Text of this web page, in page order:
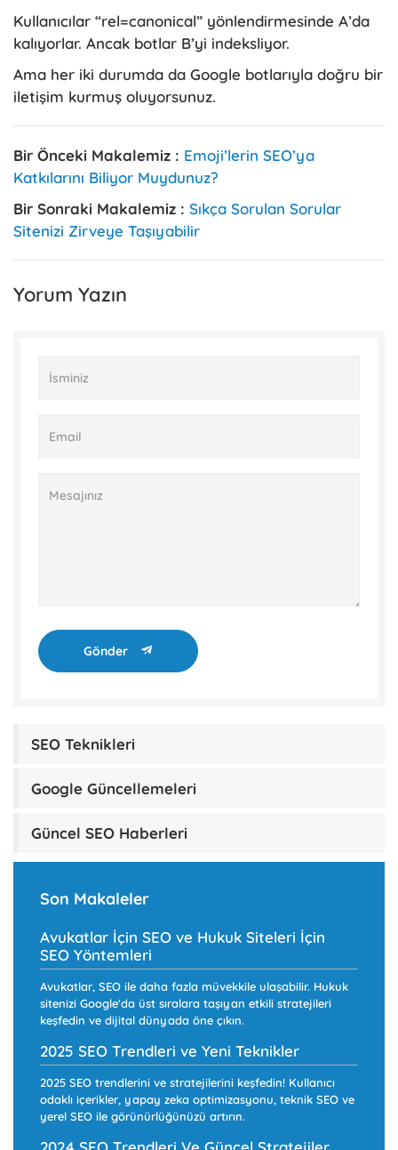
Kullanıcılar “rel=canonical” yönlendirmesinde A’da
kalıyorlar. Ancak botlar B’yi indeksliyor.
Ama her iki durumda da Google botlarıyla doğru bir
iletişim kurmuş oluyorsunuz.
Bir Önceki Makalemiz : Emoji’lerin SEO’ya
Katkılarını Biliyor Muydunuz?
Bir Sonraki Makalemiz : Sıkça Sorulan Sorular
Sitenizi Zirveye Taşıyabilir
Yorum Yazın
Gönder
SEO Teknikleri
Google Güncellemeleri
Güncel SEO Haberleri
Son Makaleler
Avukatlar İçin SEO ve Hukuk Siteleri İçin
SEO Yöntemleri
Avukatlar, SEO ile daha fazla müvekkile ulaşabilir. Hukuk
sitenizi Google'da üst sıralara taşıyan etkili stratejileri
keşfedin ve dijital dünyada öne çıkın.
2025 SEO Trendleri ve Yeni Teknikler
2025 SEO trendlerini ve stratejilerini keşfedin! Kullanıcı
odaklı içerikler, yapay zeka optimizasyonu, teknik SEO ve
yerel SEO ile görünürlüğünüzü artırın.